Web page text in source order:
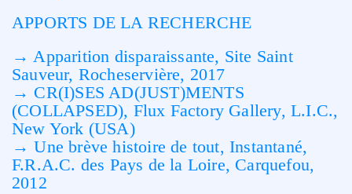
APPORTS DE LA RECHERCHE
→ Apparition disparaissante, Site Saint
Sauveur, Rocheservière, 2017
→ CR(I)SES AD(JUST)MENTS
(COLLAPSED), Flux Factory Gallery, L.I.C.,
New York (USA)
→ Une brève histoire de tout, Instantané,
F.R.A.C. des Pays de la Loire, Carquefou,
2012